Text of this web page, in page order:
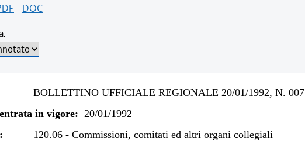
- DOC
BOLLETTINO UFFICIALE REGIONALE 20/01/1992, N. 007
in vigore: 20/01/1992
120.06 -Commissioni, comitati ed altri organi collegiali